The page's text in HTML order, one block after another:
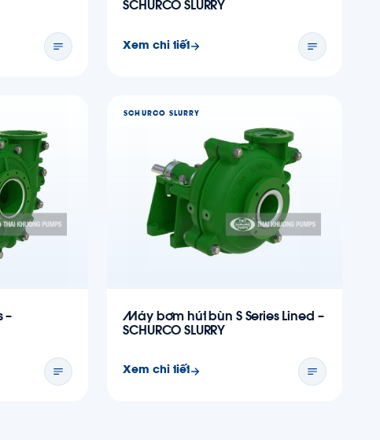
SCHURCO SLURRY
Xem chi tiết
–
SCHURCO SLURRY
Máy bơm hút bùn S Series Lined –
SCHURCO SLURRY
Xem chi tiết